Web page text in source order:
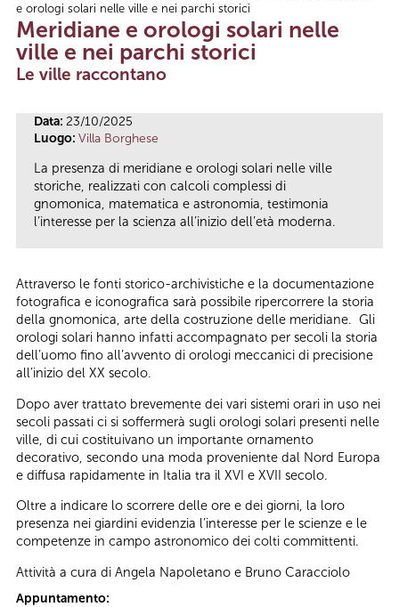
Tu sei qui
e orologi solari nelle ville e nei parchi storici
Meridiane e orologi solari nelle
ville e nei parchi storici
Le ville raccontano
Data: 23/10/2025
Luogo: Villa Borghese
La presenza di meridiane e orologi solari nelle ville
storiche, realizzati con calcoli complessi di
gnomonica, matematica e astronomia, testimonia
l’interesse per la scienza all’inizio dell’età moderna.
Attraverso le fonti storico-archivistiche e la documentazione
fotografica e iconografica sarà possibile ripercorrere la storia
della gnomonica, arte della costruzione delle meridiane. Gli
orologi solari hanno infatti accompagnato per secoli la storia
dell’uomo fino all’avvento di orologi meccanici di precisione
all’inizio del XX secolo.
Dopo aver trattato brevemente dei vari sistemi orari in uso nei
secoli passati ci si soffermerà sugli orologi solari presenti nelle
ville, di cui costituivano un importante ornamento
decorativo, secondo una moda proveniente dal Nord Europa
e diffusa rapidamente in Italia tra il XVI e XVII secolo.
Oltre a indicare lo scorrere delle ore e dei giorni, la loro
presenza nei giardini evidenzia l’interesse per le scienze e le
competenze in campo astronomico dei colti committenti.
Attività a cura di Angela Napoletano e Bruno Caracciolo
Appuntamento: